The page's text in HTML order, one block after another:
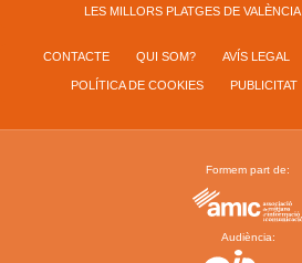
LES MILLORS PLATGES DE VALÈNCIA
CONTACTE QUI SOM? AVÍS LEGAL
POLÍTICA DE COOKIES PUBLICITAT
Formem part de:
Audiència: